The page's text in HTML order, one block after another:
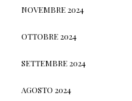
NOVEMBRE 2024
OTTOBRE 2024
SETTEMBRE 2024
AGOSTO 2024